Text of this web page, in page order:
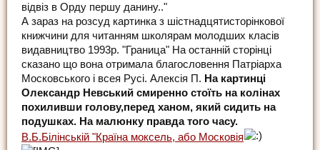
відвіз в Орду першу данину.."
А зараз на розсуд картинка з шістнадцятисторінкової
книжчини для читанням школярам молодших класів
видавництво 1993р. "Граница" На останній сторінці
сказано що вона отримала благословення Патріарха
Московського і всея Русі. Алексія П. На картинці
Олександр Невський смиренно стоїть на колінах
похиливши голову,перед ханом, який сидить на
подушках. На малюнку правда того часу.
В.Б.Білінській "Країна моксель, або Московія